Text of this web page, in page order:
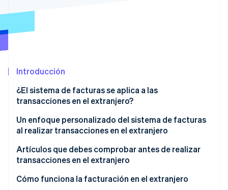
Radar
Eliminación de dióxido de carbono
Identity
Verificación de identidad en línea
Stripe Sessions 2026
Descubre cómo Stripe está construyendo la
para la IA.
Ver ahora
Introducción
¿El sistema de facturas se aplica a las
transacciones en el extranjero?
Transacciones que no se ven afectadas
Transacciones que se ven afectadas
Un enfoque personalizado del sistema de facturas
al realizar transacciones en el extranjero
Cuando las transacciones tienen lugar dentro de
Japón
Cuando una empresa japonesa actúa como agente
Artículos que debes comprobar antes de realizar
transacciones en el extranjero
¿La empresa extranjera está exenta del impuesto
Cómo funciona la facturación en el extranjero